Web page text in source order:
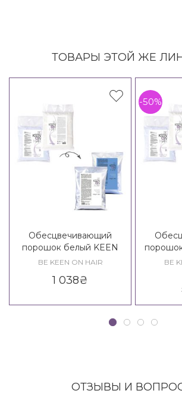
ТОВАРЫ ЭТОЙ ЖЕ
Обесцвечивающий
порошок белый KEEN
Bleaching Powder White
BE KEEN ON HAIR
1 038₴
-50%
BE
ОТЗЫВЫ И